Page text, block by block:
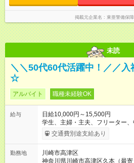
掲載元企業名 東亜警備保
未読
＼＼50代60代活躍中！／／入
☆
アルバイト 職種未経験OK
給与
日給10,000円～15,500円
学生、主婦・主夫、フリーター
代が活躍中！ 意欲が強い方々が
キャリアアップしています！ ◆スタートダッシュに 入社祝金最
支給！ ＜月収例＞ 日給10，000円×22日間＝22万円 ◆昇給あり
交通費別途支給あり
勤務地
川崎市高津区
神奈川県川崎市高津区久本（最寄